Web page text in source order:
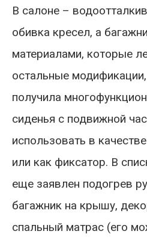
В салоне –
обивка кресел, а
материалами, которые
остальные
получила
сиденья с подвижной
использовать в
или как фиксатор. В
еще заявлен подогрев
багажник на крышу,
спальный матрас (его